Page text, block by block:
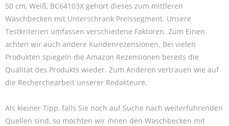
50 cm, Weiß, BC64103X gehört dieses zum mittleren
Waschbecken mit Unterschrank Preissegment. Unsere
Testkriterien umfassen verschiedene Faktoren. Zum Einen
achten wir auch andere Kundenrezensionen. Bei vielen
Produkten spiegeln die Amazon Rezensionen bereits die
Qualität des Produkts wieder. Zum Anderen vertrauen wie auf
die Recherchearbeit unserer Redakteure.
Als kleiner Tipp, falls Sie noch auf Suche nach weiterführenden
Quellen sind, so möchten wir ihnen den Waschbecken mit